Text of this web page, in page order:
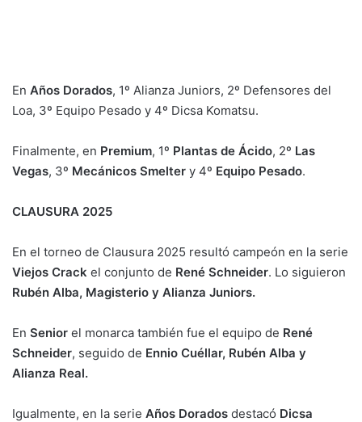
En Años Dorados, 1º Alianza Juniors, 2º Defensores del
Loa, 3º Equipo Pesado y 4º Dicsa Komatsu.
Finalmente, en Premium, 1º Plantas de Ácido, 2º Las
Vegas, 3º Mecánicos Smelter y 4º Equipo Pesado.
CLAUSURA 2025
En el torneo de Clausura 2025 resultó campeón en la serie
Viejos Crack el conjunto de René Schneider. Lo siguieron
Rubén Alba, Magisterio y Alianza Juniors.
En Senior el monarca también fue el equipo de René
Schneider, seguido de Ennio Cuéllar, Rubén Alba y
Alianza Real.
Igualmente, en la serie Años Dorados destacó Dicsa